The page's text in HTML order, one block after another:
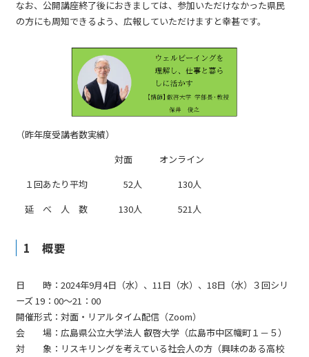
なお、公開講座終了後におきましては、参加いただけなかった県民
の方にも周知できるよう、広報していただけますと幸甚です。
（昨年度受講者数実績）
対面 オンライン
１回あたり平均 52人 130人
延 べ 人 数 130人 521人
1 概要
日 時：2024年9月4日（水）、11日（水）、18日（水）３回シリ
ーズ 19：00～21：00
開催形式：対面・リアルタイム配信（Zoom）
会 場：広島県公立大学法人 叡啓大学（広島市中区幟町１－５）
対 象：リスキリングを考えている社会人の方（興味のある高校